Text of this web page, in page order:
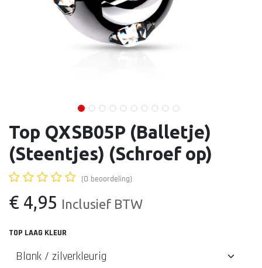
Top QXSB05P (Balletje)
(Steentjes) (Schroef op)
(0 beoordeling)
€ 4,95 Inclusief BTW
TOP LAAG KLEUR